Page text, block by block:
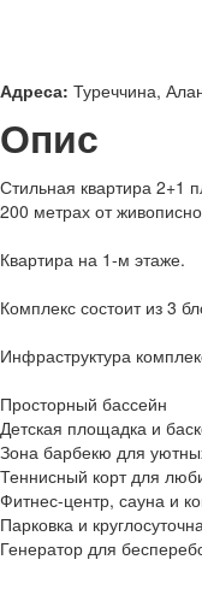
Адреса: Туреччина,
Опис
Стильная квартира 2+1
200 метрах от
Квартира на 1-м этаже.
Комплекс состоит из 3
Инфраструктура
Просторный бассейн
Детская площадка и
Зона барбекю для
Теннисный корт для
Фитнес-центр, сауна и
Парковка и
Генератор для